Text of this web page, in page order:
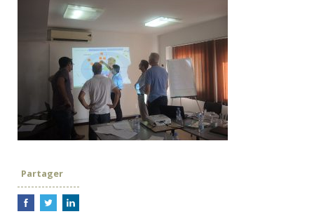
Partager